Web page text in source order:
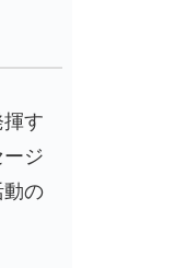
す
ジ
動の